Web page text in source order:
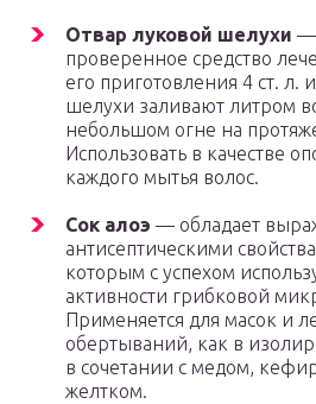
Отвар луковой шелухи —
проверенное средство
его приготовления 4 ст. л.
шелухи заливают литром
небольшом огне на
Использовать в качестве
каждого мытья волос.
Сок алоэ — обладает
антисептическими
которым с успехом
активности грибковой
Применяется для масок и
обертываний, как в
в сочетании с медом,
желтком.